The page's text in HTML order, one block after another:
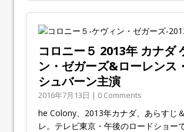
コロニー５ 2013年 カナダ
ン・ゼガーズ&ローレンス
シュバーン主演
2016年7月13日 | 0 Comments
he Colony、2013年カナダ、あらすじ
レ。テレビ東京・午後のロードショー